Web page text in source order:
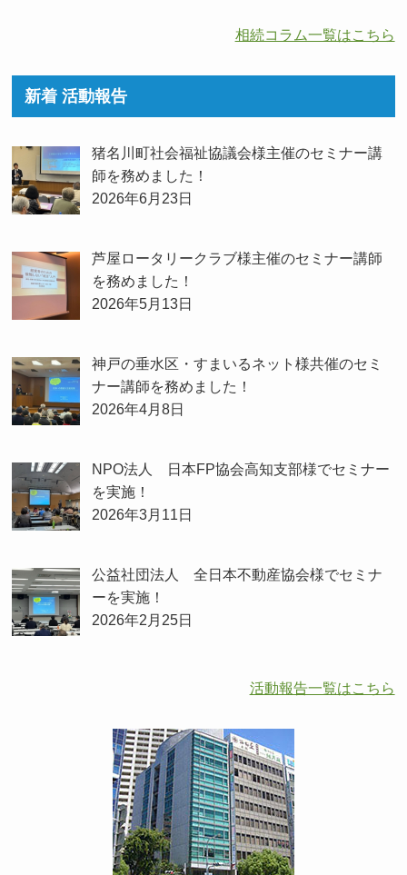
相続コラム一覧はこちら
新着 活動報告
猪名川町社会福祉協議会様主催のセミナー講
師を務めました！
2026年6月23日
芦屋ロータリークラブ様主催のセミナー講師
を務めました！
2026年5月13日
神戸の垂水区・すまいるネット様共催のセミ
ナー講師を務めました！
2026年4月8日
NPO法人 日本FP協会高知支部様でセミナー
を実施！
2026年3月11日
公益社団法人 全日本不動産協会様でセミナ
ーを実施！
2026年2月25日
活動報告一覧はこちら